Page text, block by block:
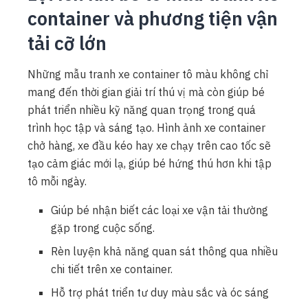
container và phương tiện vận
tải cỡ lớn
Những mẫu tranh xe container tô màu không chỉ
mang đến thời gian giải trí thú vị mà còn giúp bé
phát triển nhiều kỹ năng quan trọng trong quá
trình học tập và sáng tạo. Hình ảnh xe container
chở hàng, xe đầu kéo hay xe chạy trên cao tốc sẽ
tạo cảm giác mới lạ, giúp bé hứng thú hơn khi tập
tô mỗi ngày.
Giúp bé nhận biết các loại xe vận tải thường
gặp trong cuộc sống.
Rèn luyện khả năng quan sát thông qua nhiều
chi tiết trên xe container.
Hỗ trợ phát triển tư duy màu sắc và óc sáng